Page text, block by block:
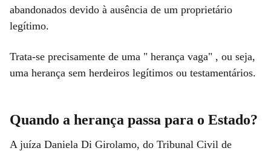
abandonados devido à ausência de um proprietário
legítimo.
Trata-se precisamente de uma " herança vaga" , ou seja,
uma herança sem herdeiros legítimos ou testamentários.
Quando a herança passa para o Estado?
A juíza Daniela Di Girolamo, do Tribunal Civil de